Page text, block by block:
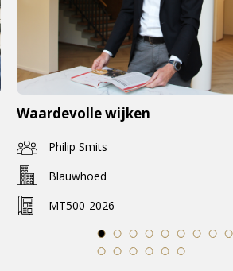
Waardevolle wijken
Philip Smits
Blauwhoed
MT500-2026
1
2 3 4 5 6 7 8 9
11 12 13 14 15 16